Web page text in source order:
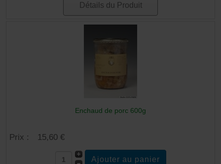
Détails du Produit
Enchaud de porc 600g
Prix : 15,60 €